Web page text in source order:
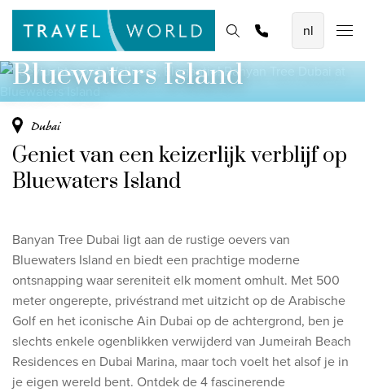
De mooiste vliegvakanties
Baoase Luxury Resort Curaçao
Lux* Grand Baie Resort Mauritius
Bekijk alle vliegvakanties
8-daagse Emiraten Ontdekkingsreis
Fly & Drive - Kleuren van Yucatan
Ontdekking Sri Lanka
Bekijk alle rondreizen
Ontdek onze thema's
Homepage Bestemmingen Thema's Promoties
Offerte aanvragen
Toevluchtsoord, Wellness, Elegantie!
Banyan Tree Dubai at
Bluewaters Island
Dubai
Geniet van een keizerlijk verblijf op
Bluewaters Island
Banyan Tree Dubai ligt aan de rustige oevers van
Bluewaters Island en biedt een prachtige moderne
ontsnapping waar sereniteit elk moment omhult. Met 500
meter ongerepte, privéstrand met uitzicht op de Arabische
Golf en het iconische Ain Dubai op de achtergrond, ben je
slechts enkele ogenblikken verwijderd van Jumeirah Beach
Residences en Dubai Marina, maar toch voelt het alsof je in
je eigen wereld bent. Ontdek de 4 fascinerende